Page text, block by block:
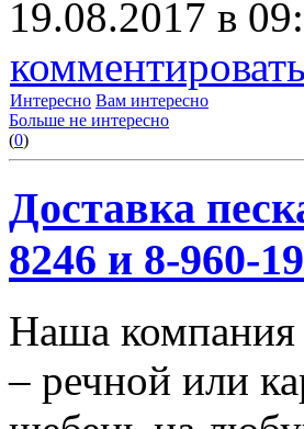
19.08.2017 в
комментировать
Интересно Вам интересно
Больше не интересно
(0)
Доставка
8246 и 8-960-
Наша компания
– речной или